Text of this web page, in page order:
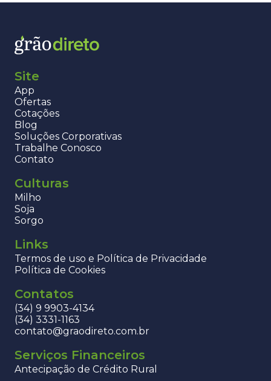
Site
App
Ofertas
Cotações
Blog
Soluções Corporativas
Trabalhe Conosco
Contato
Culturas
Milho
Soja
Sorgo
Links
Termos de uso e Política de Privacidade
Política de Cookies
Contatos
(34) 9 9903-4134
(34) 3331-1163
contato@graodireto.com.br
Serviços Financeiros
Antecipação de Crédito Rural